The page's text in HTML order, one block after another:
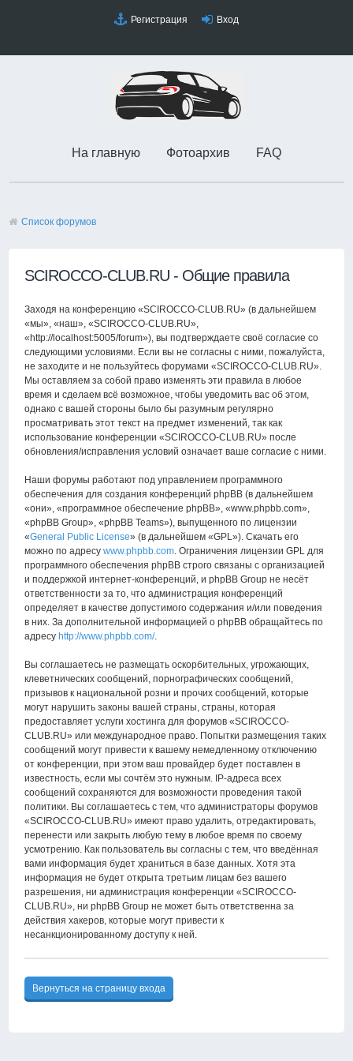
Регистрация Вход
На главную Фотоархив FAQ
Список форумов
SCIROCCO-CLUB.RU - Общие правила
Заходя на конференцию «SCIROCCO-CLUB.RU» (в дальнейшем
«мы», «наш», «SCIROCCO-CLUB.RU»,
«http://localhost:5005/forum»), вы подтверждаете своё согласие со
следующими условиями. Если вы не согласны с ними, пожалуйста,
не заходите и не пользуйтесь форумами «SCIROCCO-CLUB.RU».
Мы оставляем за собой право изменять эти правила в любое
время и сделаем всё возможное, чтобы уведомить вас об этом,
однако с вашей стороны было бы разумным регулярно
просматривать этот текст на предмет изменений, так как
использование конференции «SCIROCCO-CLUB.RU» после
обновления/исправления условий означает ваше согласие с ними.
Наши форумы работают под управлением программного
обеспечения для создания конференций phpBB (в дальнейшем
«они», «программное обеспечение phpBB», «www.phpbb.com»,
«phpBB Group», «phpBB Teams»), выпущенного по лицензии
«General Public License» (в дальнейшем «GPL»). Скачать его
можно по адресуwww.phpbb.com. Ограничения лицензии GPL для
программного обеспечения phpBB строго связаны с организацией
и поддержкой интернет-конференций, и phpBB Group не несёт
ответственности за то, что администрация конференций
определяет в качестве допустимого содержания и/или поведения
в них. За дополнительной информацией о phpBB обращайтесь по
адресу http://www.phpbb.com/.
Вы соглашаетесь не размещать оскорбительных, угрожающих,
клеветнических сообщений, порнографических сообщений,
призывов к национальной розни и прочих сообщений, которые
могут нарушить законы вашей страны, страны, которая
предоставляет услуги хостинга для форумов «SCIROCCO-
CLUB.RU» или международное право. Попытки размещения таких
сообщений могут привести к вашему немедленному отключению
от конференции, при этом ваш провайдер будет поставлен в
известность, если мы сочтём это нужным. IP-адреса всех
сообщений сохраняются для возможности проведения такой
политики. Вы соглашаетесь с тем, что администраторы форумов
«SCIROCCO-CLUB.RU» имеют право удалить, отредактировать,
перенести или закрыть любую тему в любое время по своему
усмотрению. Как пользователь вы согласны с тем, что введённая
вами информация будет храниться в базе данных. Хотя эта
информация не будет открыта третьим лицам без вашего
разрешения, ни администрация конференции «SCIROCCO-
CLUB.RU», ни phpBB Group не может быть ответственна за
действия хакеров, которые могут привести к
несанкционированному доступу к ней.
Вернуться на страницу входа